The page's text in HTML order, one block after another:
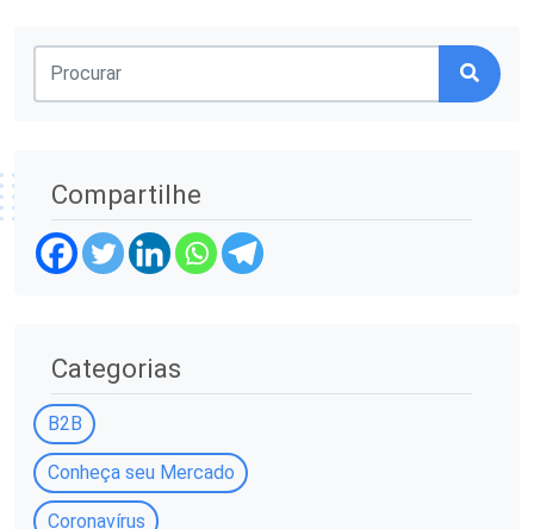
Compartilhe
Categorias
B2B
Conheça seu Mercado
Coronavírus